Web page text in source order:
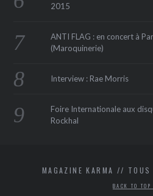
2015
ANTI FLAG : en concert à
(Maroquinerie‏)
Interview : Rae Morris
Foire Internationale aux
Rockhal
MAGAZINE KARMA // TOUS
BACK TO TOP